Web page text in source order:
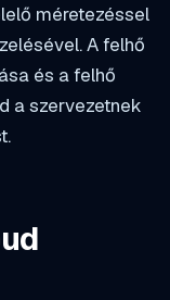
méretezéssel
A felhő
és a felhő
a szervezetnek